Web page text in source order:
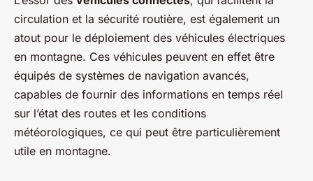
circulation et la sécurité routière, est également un
atout pour le déploiement des véhicules électriques
en montagne. Ces véhicules peuvent en effet être
équipés de systèmes de navigation avancés,
capables de fournir des informations en temps réel
sur l’état des routes et les conditions
météorologiques, ce qui peut être particulièrement
utile en montagne.